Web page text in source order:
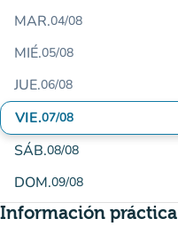
MAR.04/08
MIÉ.05/08
JUE.06/08
VIE.07/08
SÁB.08/08
DOM.09/08
Información práctica